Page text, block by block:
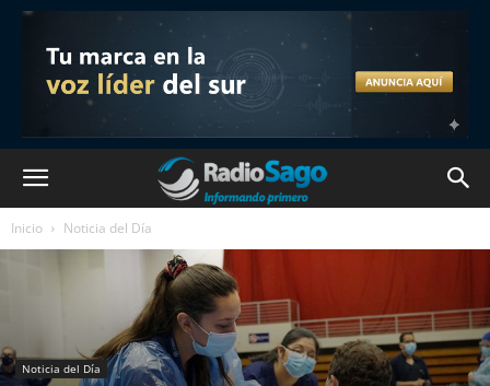
Inicio Noticia del Día
Noticia del Día